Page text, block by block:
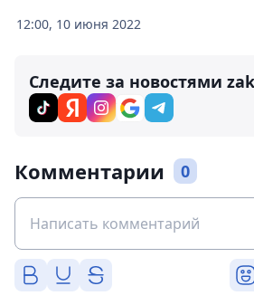
12:00, 10 июня 2022
Следите за новостями
Комментарии 0